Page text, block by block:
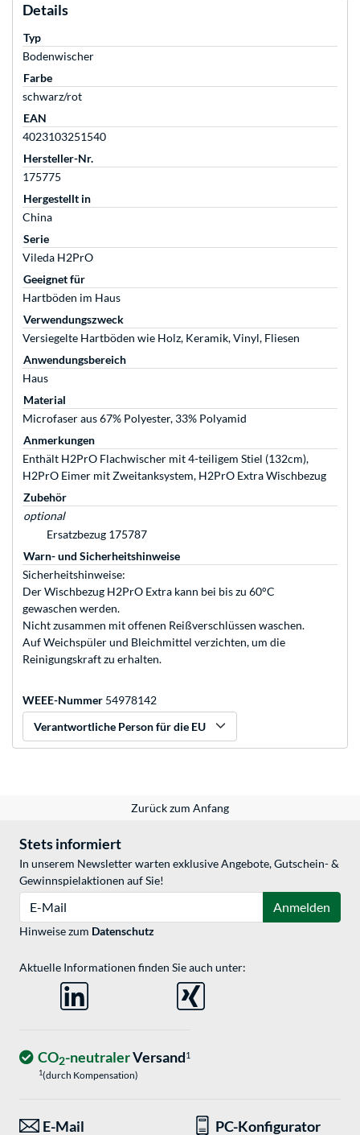
Details
Typ
Bodenwischer
Farbe
schwarz/rot
EAN
4023103251540
Hersteller-Nr.
175775
Hergestellt in
China
Serie
Vileda H2PrO
Geeignet für
Hartböden im Haus
Verwendungszweck
Versiegelte Hartböden wie Holz, Keramik, Vinyl, Fliesen
Anwendungsbereich
Haus
Material
Microfaser aus 67% Polyester, 33% Polyamid
Anmerkungen
Enthält H2PrO Flachwischer mit 4-teiligem Stiel (132cm),
H2PrO Eimer mit Zweitanksystem, H2PrO Extra Wischbezug
Zubehör
optional
Ersatzbezug 175787
Warn- und Sicherheitshinweise
Sicherheitshinweise:
Der Wischbezug H2PrO Extra kann bei bis zu 60°C
gewaschen werden.
Nicht zusammen mit offenen Reißverschlüssen waschen.
Auf Weichspüler und Bleichmittel verzichten, um die
Reinigungskraft zu erhalten.
WEEE-Nummer 54978142
Verantwortliche Person für die EU
Zurück zum Anfang
Stets informiert
In unserem Newsletter warten exklusive Angebote, Gutschein- &
Gewinnspielaktionen auf Sie!
Anmelden
Hinweise zum Datenschutz
Aktuelle Informationen finden Sie auch unter:
CO2-neutralerVersand1
1(durch Kompensation)
E-Mail PC-Konfigurator